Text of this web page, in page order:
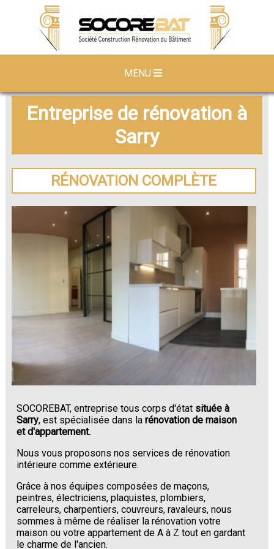
MENU
Entreprise de rénovation à
Sarry
RÉNOVATION COMPLÈTE
SOCOREBAT, entreprise tous corps d'état située à
Sarry, est spécialisée dans larénovation de maison
et d'appartement.
Nous vous proposons nos services de rénovation
intérieure comme extérieure.
Grâce à nos équipes composées de maçons,
peintres, électriciens, plaquistes, plombiers,
carreleurs, charpentiers, couvreurs, ravaleurs, nous
sommes à même de réaliser la rénovation votre
maison ou votre appartement de A à Z tout en gardant
le charme de l'ancien.